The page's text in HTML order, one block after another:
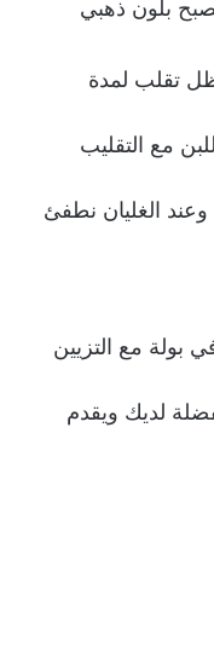
بلون ذهبي
تقلب لمدة
مع التقليب
وعند الغليان نطفئ
مع التزيين
لديك ويقدم